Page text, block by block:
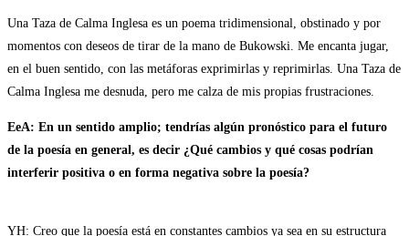
Una Taza de Calma Inglesa es un poema tridimensional, obstinado y por
momentos con deseos de tirar de la mano de Bukowski. Me encanta jugar,
en el buen sentido, con las metáforas exprimirlas y reprimirlas. Una Taza de
Calma Inglesa me desnuda, pero me calza de mis propias frustraciones.
EeA: En un sentido amplio; tendrías algún pronóstico para el futuro
de la poesía en general, es decir ¿Qué cambios y qué cosas podrían
interferir positiva o en forma negativa sobre la poesía?
YH: Creo que la poesía está en constantes cambios ya sea en su estructura